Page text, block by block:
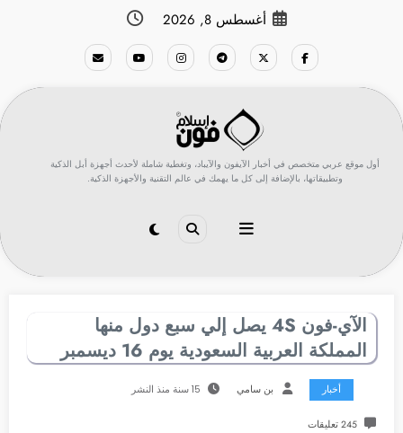
أغسطس 8, 2026
أول موقع عربي متخصص في أخبار الآيفون والآيباد، وتغطية شاملة لأحدث أجهزة أبل الذكية
وتطبيقاتها، بالإضافة إلى كل ما يهمك في عالم التقنية والأجهزة الذكية.
الآي-فون 4S يصل إلي سبع دول منها
المملكة العربية السعودية يوم 16 ديسمبر
أخبار بن سامي 15 سنة منذ النشر
245 تعليقات